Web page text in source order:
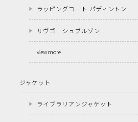
ラッピングコート パディントン
リヴゴーシュブルゾン
view more
ジャケット
ライブラリアンジャケット